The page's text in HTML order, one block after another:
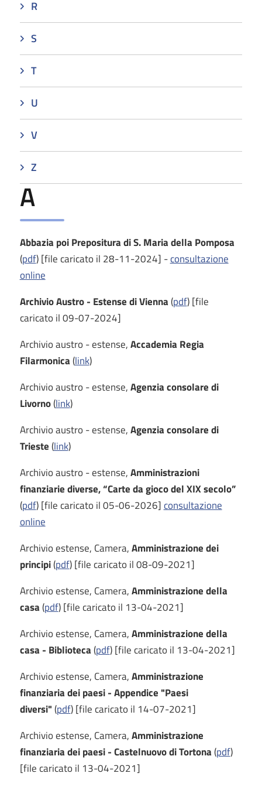
R
S
T
U
V
Z
A
Abbazia poi Prepositura di S. Maria della Pomposa
(pdf) [file caricato il 28-11-2024] -consultazione
online
Archivio Austro - Estense di Vienna(pdf) [file
caricato il 09-07-2024]
Archivio austro - estense,Accademia Regia
Filarmonica(link)
Archivio austro - estense,Agenzia consolare di
Livorno(link)
Archivio austro - estense,Agenzia consolare di
Trieste(link)
Archivio austro - estense,Amministrazioni
finanziarie diverse, “Carte da gioco del XIX secolo”
(pdf) [file caricato il 05-06-2026]consultazione
online
Archivio estense, Camera,Amministrazione dei
principi(pdf) [file caricato il 08-09-2021]
Archivio estense, Camera,Amministrazione della
casa(pdf) [file caricato il 13-04-2021]
Archivio estense, Camera,Amministrazione della
casa - Biblioteca(pdf) [file caricato il 13-04-2021]
Archivio estense, Camera,Amministrazione
finanziaria dei paesi - Appendice "Paesi
diversi"(pdf) [file caricato il 14-07-2021]
Archivio estense, Camera,Amministrazione
finanziaria dei paesi - Castelnuovo di Tortona(pdf)
[file caricato il 13-04-2021]